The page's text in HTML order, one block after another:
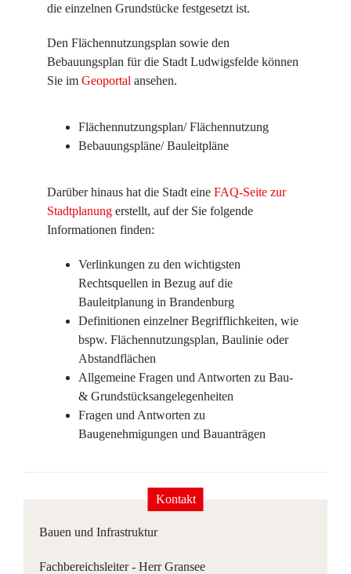
die einzelnen Grundstücke festgesetzt ist.
Den Flächennutzungsplan sowie den
Bebauungsplan für die Stadt Ludwigsfelde können
Sie im Geoportal ansehen.
Flächennutzungsplan/ Flächennutzung
Bebauungspläne/ Bauleitpläne
Darüber hinaus hat die Stadt eine FAQ-Seite zur
Stadtplanung erstellt, auf der Sie folgende
Informationen finden:
Verlinkungen zu den wichtigsten
Rechtsquellen in Bezug auf die
Bauleitplanung in Brandenburg
Definitionen einzelner Begrifflichkeiten, wie
bspw. Flächennutzungsplan, Baulinie oder
Abstandflächen
Allgemeine Fragen und Antworten zu Bau-
& Grundstücksangelegenheiten
Fragen und Antworten zu
Baugenehmigungen und Bauanträgen
Kontakt
Bauen und Infrastruktur
Fachbereichsleiter - Herr Gransee